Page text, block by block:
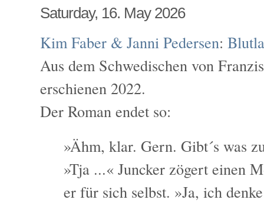
Saturday, 16. May 2026
Kim Faber & Janni Pedersen:
Aus dem Schwedischen von
erschienen 2022.
Der Roman endet so:
»Ähm, klar. Gern. Gibt´s was
»Tja ...« Juncker zögert einen
er für sich selbst. »Ja, ich